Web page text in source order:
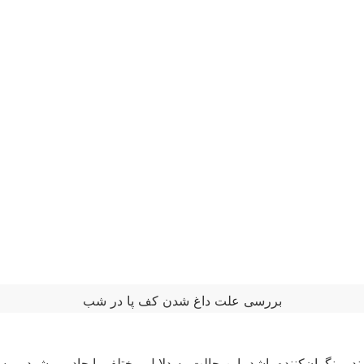
بررسی علت داغ شدن کف پا در شب